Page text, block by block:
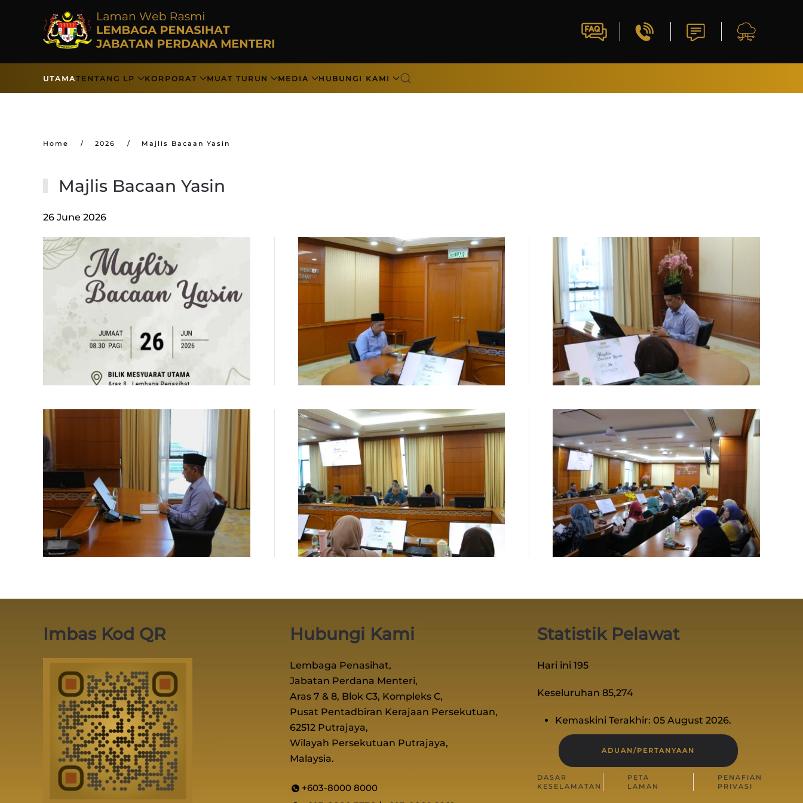
Skip to main content
UTAMATENTANG LP KORPORAT MUAT TURUN MEDIA HUBUNGI KAMI
Home 2026 Majlis Bacaan Yasin
Majlis Bacaan Yasin
26 June 2026
Imbas Kod QR Hubungi Kami
Lembaga Penasihat,
Jabatan Perdana Menteri,
Aras 7 & 8, Blok C3, Kompleks C,
Pusat Pentadbiran Kerajaan Persekutuan,
62512 Putrajaya,
Wilayah Persekutuan Putrajaya,
Malaysia.
+603-8000 8000
Statistik Pelawat
Hari ini 195
Keseluruhan 85,274
Kemaskini Terakhir: 05 August 2026.
ADUAN/PERTANYAAN
DASAR
KESELAMATAN
PETA
LAMAN
PENAFIAN
PRIVASI